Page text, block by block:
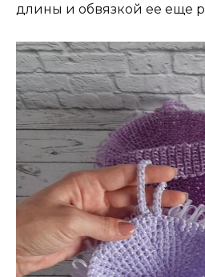
длины и обвязкой ее еще